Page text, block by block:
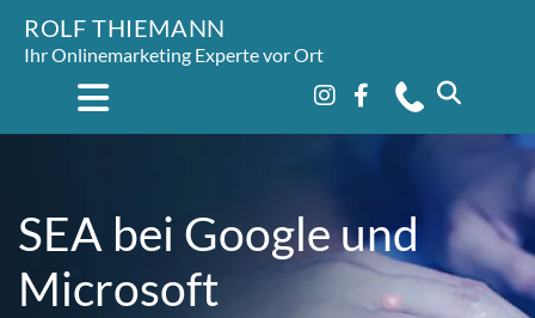
ROLF THIEMANN
Ihr Onlinemarketing Experte vor Ort
SEA bei Google und
Microsoft